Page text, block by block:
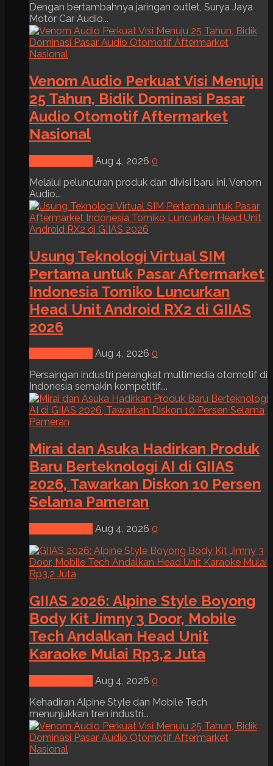
Dengan bertambahnya jaringan outlet, Surya Jaya
Motor Car Audio...
Venom Audio Perkuat Visi Menuju
25 Tahun, Bidik Dominasi Pasar
Audio Otomotif Aftermarket
Nasional
Aug 4, 2026 0
Melalui peluncuran produk dan divisi baru ini, Venom
Audio...
Usung Teknologi Virtual SIM
Pertama untuk Pasar Aftermarket
Indonesia Tomiko Luncurkan
Head Unit Android RX2 di GIIAS
2026
Aug 4, 2026 0
Persaingan industri perangkat multimedia otomotif di
Indonesia semakin kompetitif....
Mirai dan Asuka Hadirkan Produk
Baru Berteknologi AI di GIIAS
2026, Tawarkan Diskon 10 Persen
Selama Pameran
Aug 4, 2026 0
GIIAS 2026: Alpine Style Boyong
Body Kit Jimny 3 Door, Mobile
Tech Andalkan Head Unit
Karaoke Mulai Rp3,2 Juta
Aug 4, 2026 0
Kehadiran Alpine Style dan Mobile Tech
menunjukkan tren industri...